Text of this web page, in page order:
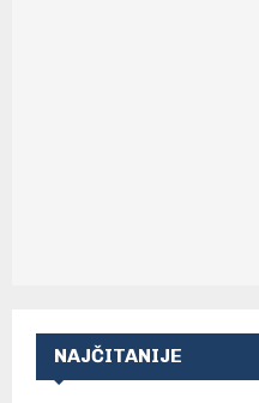
NAJČITANIJE